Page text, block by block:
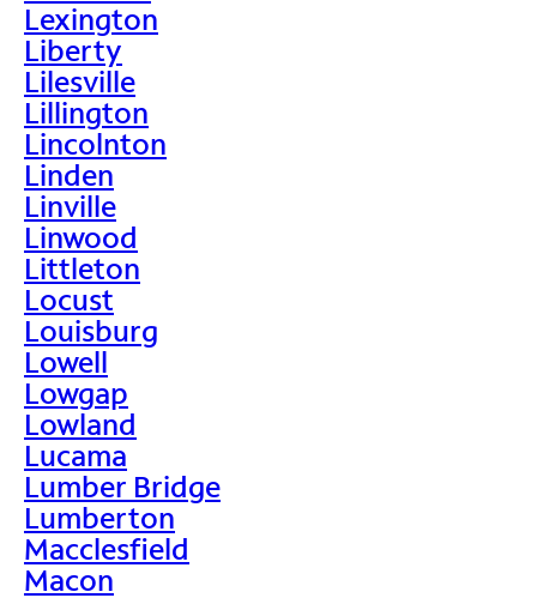
Lexington
Liberty
Lilesville
Lillington
Lincolnton
Linden
Linville
Linwood
Littleton
Locust
Louisburg
Lowell
Lowgap
Lowland
Lucama
Lumber Bridge
Lumberton
Macclesfield
Macon